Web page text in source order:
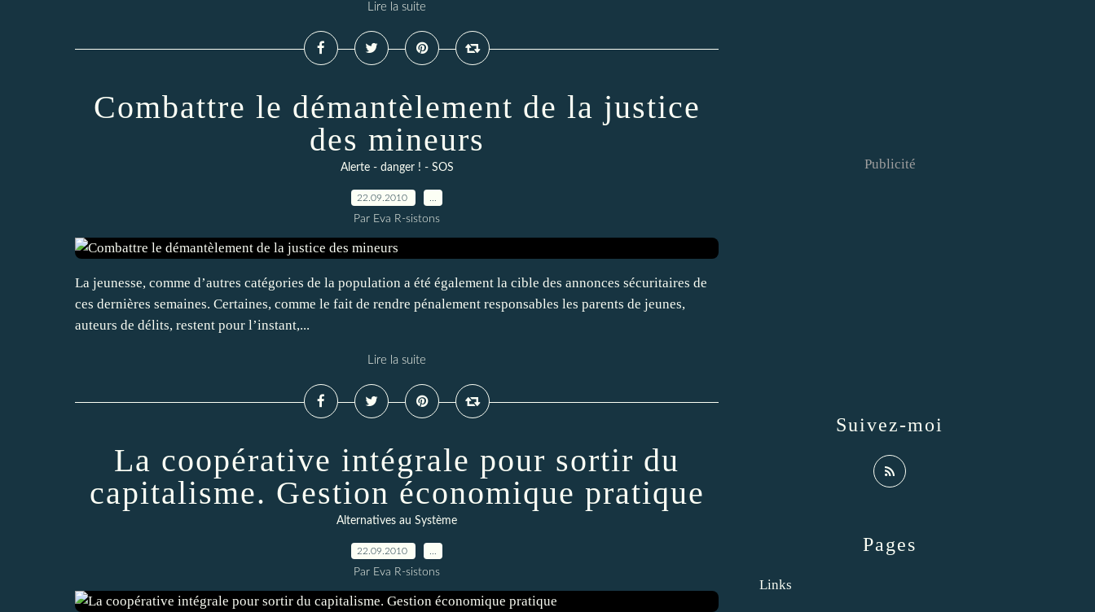
Lire la suite
Combattre le démantèlement de la justice
des mineurs
Alerte - danger ! - SOS
22.09.2010
Par Eva R-sistons
La jeunesse, comme d’autres catégories de la population a été également la cible des annonces sécuritaires de
ces dernières semaines. Certaines, comme le fait de rendre pénalement responsables les parents de jeunes,
auteurs de délits, restent pour l’instant,...
Lire la suite
La coopérative intégrale pour sortir du
capitalisme. Gestion économique pratique
Alternatives au Système
22.09.2010
Par Eva R-sistons
Pages
Links
Suivez-moi
Publicité